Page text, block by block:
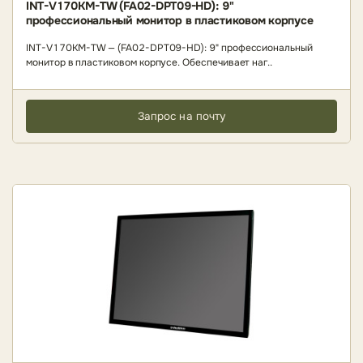
INT-V170KM-TW (FA02-DPT09-HD): 9"
профессиональный монитор в пластиковом корпусе
INT-V170KM-TW — (FA02-DPT09-HD): 9" профессиональный
монитор в пластиковом корпусе. Обеспечивает наг..
Запрос на почту